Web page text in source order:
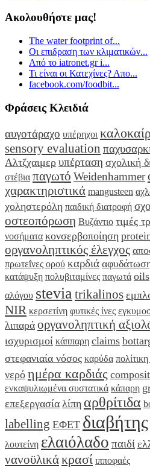
Ακολουθήστε μας!
The water footprint of...
Οι επιδραση των κλιματικών...
Από το iatronet.gr i...
Τι είναι οι Κατεχίνες? Απο...
facebook.com/foodbit...
Φράσεις Κλειδιά
αυγοτάραχο υπέρηχοι
sensory evaluation
Αλτζχαιμερ υπέρταση σχολική
στέβια παγωτό Weidenhammer
χαρακτηριστικά mangusteen
χοληστερόλη παιδική διατροφή
οστεοπόρωση Βυζάντιο τιμές
νοσήματα κονσερβοποίηση
οργανοληπτικός έλεγχος
πρωτεΐνες ορού καρδιά
κατάψυξη πολυβιταμίνες παγωτά oils
αλόγου stevia trikalinos
NIR κερσετίνη φυτικές ίνες
λιπαρά οργανοληπτική
ισχυρισμοί κάππαρη claims
στεφανιαία νόσος καρύδα
νερό ημέρα καρδιάς
ενκαψυλιωμένα συστατικά κάπαρη
επεξεργασία λίπη αρθρίτιδα
labelling ΕΦΕΤ διαβήτης
λουτείνη ελαιόλαδο παιδί
νανοϋλικάκρασί ιπποφαές